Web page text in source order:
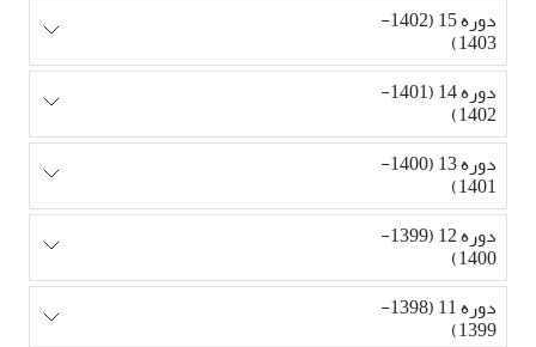
دوره 15 (1402-
1403)
دوره 14 (1401-
1402)
دوره 13 (1400-
1401)
دوره 12 (1399-
1400)
دوره 11 (1398-
1399)